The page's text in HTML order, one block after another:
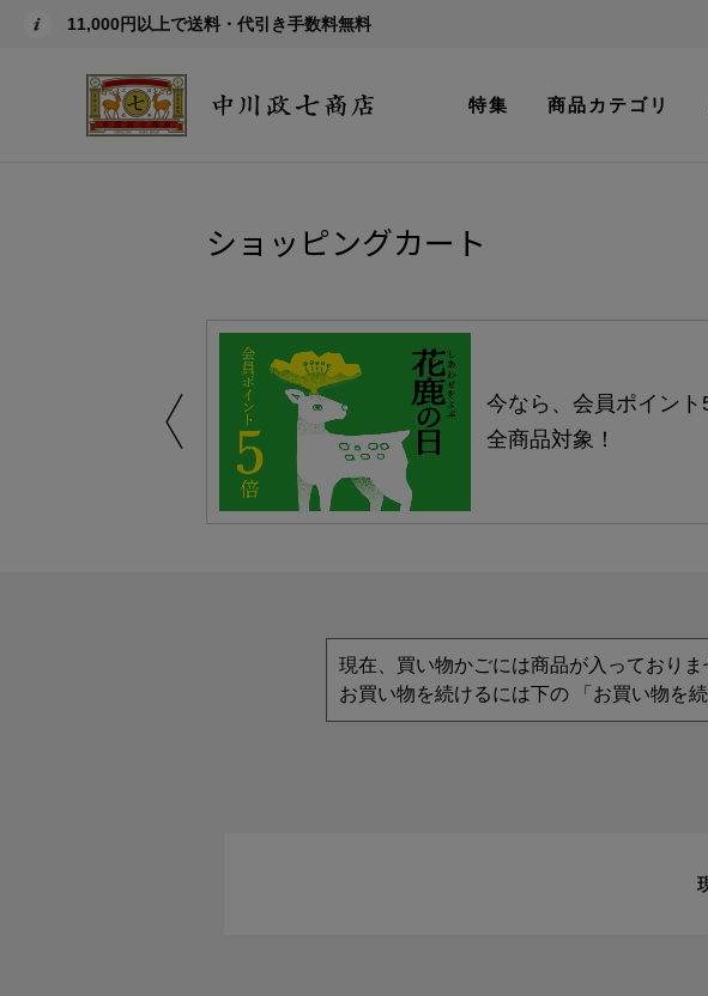
11,000円以上で送料・代引き手数料無料
特集 商品カテゴリ
ショッピングカート
今なら、会員ポイント
全商品対象！
現在、買い物かごには商品が入っておりま
お買い物を続けるには下の 「お買い物を